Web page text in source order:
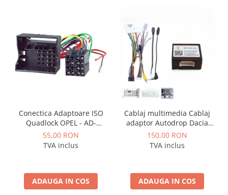
Conectica Adaptoare ISO
Quadlock OPEL - AD-
ISOOPEL
55,00 RON
TVA inclus
ADAUGA IN COS
Cablaj multimedia Cablaj
adaptor Autodrop Dacia
Logan / Sandero pentru
Navigatii multimedia
150,00 RON
TVA inclus
ADAUGA IN COS